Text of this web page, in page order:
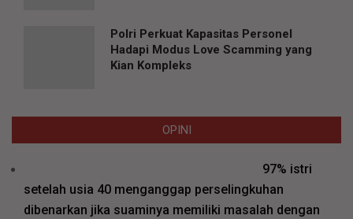
Polri Perkuat Kapasitas Personel
Hadapi Modus Love Scamming yang
Kian Kompleks
OPINI
97% istri
setelah usia 40 menganggap perselingkuhan
dibenarkan jika suaminya memiliki masalah dengan